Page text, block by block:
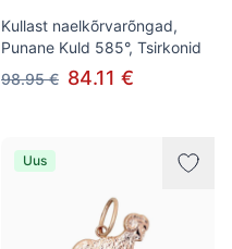
Kullast naelkõrvarõngad,
Punane Kuld 585°, Tsirkonid
98.95 € 84.11 €
Uus